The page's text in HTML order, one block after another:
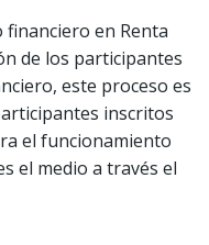
en Renta
de los participantes
este proceso es
inscritos
el funcionamiento
el medio a través el